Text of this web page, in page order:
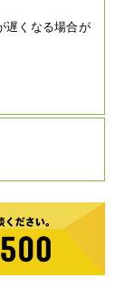
遅くなる場合が